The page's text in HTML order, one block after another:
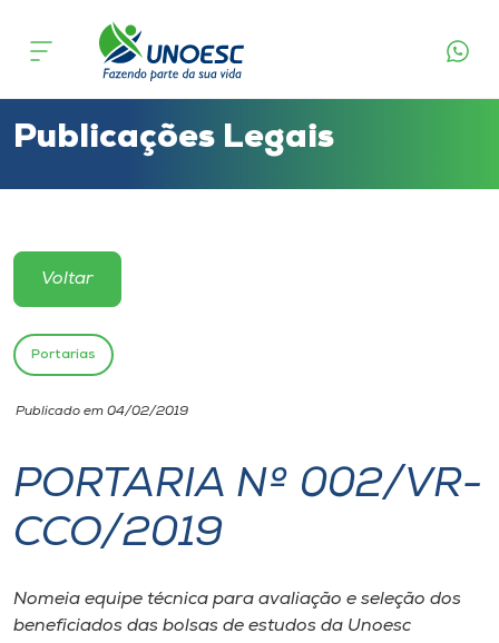
Cursos
Atendimento ao Estudante
Portal de Ensino
Unoesc
Internacionalização
I.nova
Diplomados
Publicações Legais
Voltar
Portarias
Publicado em 04/02/2019
PORTARIA Nº 002/VR-
CCO/2019
Nomeia equipe técnica para avaliação e seleção dos
beneficiados das bolsas de estudos da Unoesc